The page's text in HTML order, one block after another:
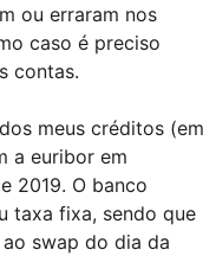
ou erraram nos
caso é preciso
contas.
meus créditos (em
a euribor em
2019. O banco
taxa fixa, sendo que
swap do dia da